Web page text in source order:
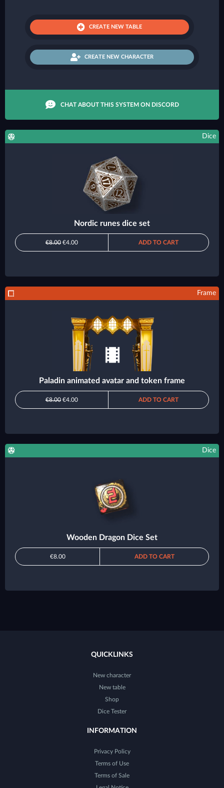
CREATE NEW TABLE
CREATE NEW CHARACTER
CHAT ABOUT THIS SYSTEM ON DISCORD
Dice
Nordic runes dice set
€8.00 €4.00 ADD TO CART
Frame
Paladin animated avatar and token frame
€8.00 €4.00 ADD TO CART
Dice
Wooden Dragon Dice Set
€8.00 ADD TO CART
QUICKLINKS
New character
New table
Shop
Dice Tester
INFORMATION
Privacy Policy
Terms of Use
Terms of Sale